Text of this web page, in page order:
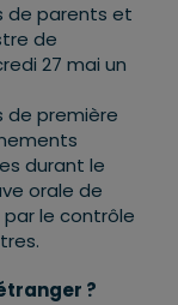
de parents et
de
27 mai un
de première
durant le
orale de
le contrôle
?